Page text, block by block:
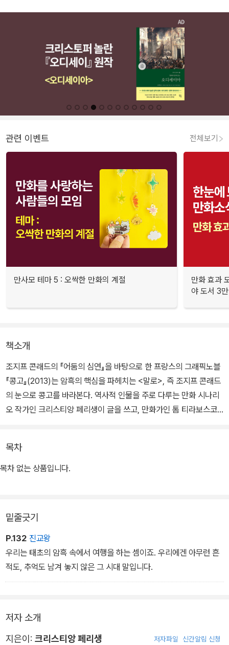
관련 이벤트 전체보기
만사모 테마 5 : 오싹한 만화의 계절
만화 효과
야 도서 3
책소개
조지프 콘래드의 『어둠의 심연』을 바탕으로 한 프랑스의 그래픽노블
『콩고』(2013)는 암흑의 핵심을 파헤치는 <말로>, 즉 조지프 콘래드
의 눈으로 콩고를 바라본다. 역사적 인물을 주로 다루는 만화 시나리
오 작가인 크리스티앙 페리생이 글을 쓰고, 만화가인 톰 티라보스코
『어둠의 심연Heart of Darkness』은 작가의 콩고 강 운항 경험을
소설화한 것으로 프랜시스 포드 코폴라 감독에 의해 영화화도 되었
아프리카를 손안에 넣으려는 제국주의일 수도 있다. 또한 더 깊은 근
원인 인간 본성 자체일 수도 있다.
목차
목차 없는 상품입니다.
밑줄긋기
P.132 진교왕
우리는 태초의 암흑 속에서 여행을 하는 셈이죠. 우리에겐 아무런 흔
적도, 추억도 남겨 놓지 않은 그 시대 말입니다.
저자 소개
지은이: 크리스티앙 페리생 저자파일 신간알림 신청